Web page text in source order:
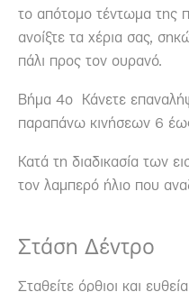
το απότομο τέντωμα της
ανοίξτε τα χέρια σας,
πάλι προς τον ουρανό.
Βήμα 4ο Κάνετε
παραπάνω κινήσεων 6
Κατά τη διαδικασία των
τον λαμπερό ήλιο που
Στάση Δέντρο
Σταθείτε όρθιοι και